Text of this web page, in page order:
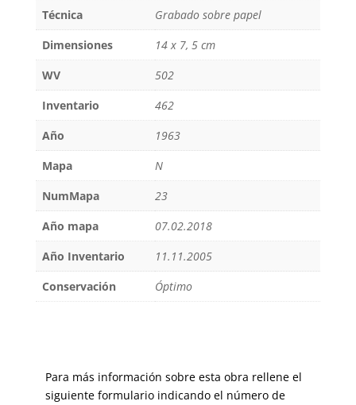
Técnica
Grabado sobre papel
Dimensiones
14 x 7, 5 cm
WV
502
Inventario
462
Año
1963
Mapa
N
NumMapa
23
Año mapa
07.02.2018
Año Inventario
11.11.2005
Conservación
Óptimo
Para más información sobre esta obra rellene el
siguiente formulario indicando el número de